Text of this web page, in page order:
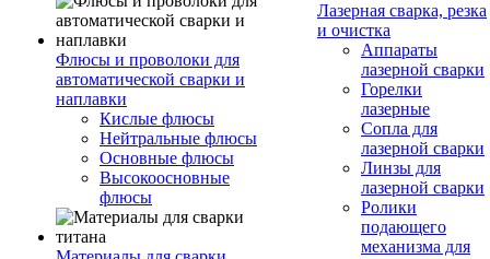
Флюсы и проволоки для
автоматической сварки и
наплавки
Кислые флюсы
Нейтральные флюсы
Основные флюсы
Высокоосновные
флюсы
Лазерная сварка, резка
и очистка
Аппараты
лазерной сварки
Горелки
лазерные
Сопла для
лазерной сварки
Линзы для
лазерной сварки
Ролики
подающего
механизма для